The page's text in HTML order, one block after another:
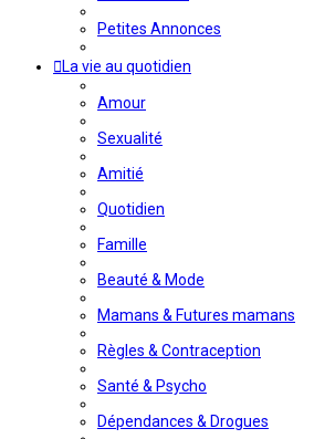
Petites Annonces
La vie au quotidien
Amour
Sexualité
Amitié
Quotidien
Famille
Beauté & Mode
Mamans & Futures mamans
Règles & Contraception
Santé & Psycho
Dépendances & Drogues